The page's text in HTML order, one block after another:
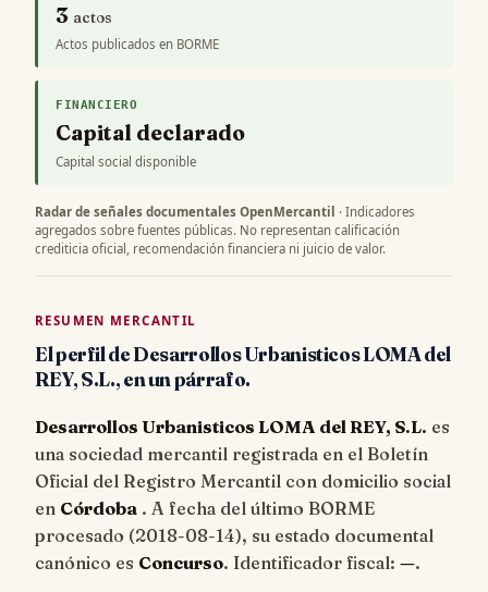
3 actos
Actos publicados en BORME
FINANCIERO
Capital declarado
Capital social disponible
Radar de señales documentales OpenMercantil · Indicadores
agregados sobre fuentes públicas. No representan calificación
crediticia oficial, recomendación financiera ni juicio de valor.
RESUMEN MERCANTIL
El perfil de Desarrollos Urbanisticos LOMA del
REY, S.L., en un párrafo.
Desarrollos Urbanisticos LOMA del REY, S.L. es
una sociedad mercantil registrada en el Boletín
Oficial del Registro Mercantil con domicilio social
en Córdoba . A fecha del último BORME
procesado (2018-08-14), su estado documental
canónico es Concurso. Identificador fiscal: —.